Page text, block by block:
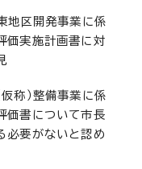
地区開発事業に係
価実施計画書に対
称）整備事業に係
価書について市長
必要がないと認め